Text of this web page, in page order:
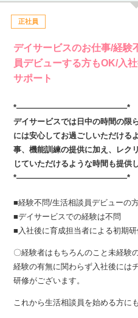
正社員
デイサービスのお仕事/経験
員デビューする方もOK/入
サポート
*――――――――――――――*
デイサービスでは日中の時間の限
には安心してお過ごしいただける
事、機能訓練の提供に加え、レク
じていただけるような時間も提供
*――――――――――――――*
■経験不問/生活相談員デビューの
■デイサービスでの経験は不問
■入社後に育成担当者による初期研
〇経験者はもちろんのこと未経験
経験の有無に関わらず入社後には
研修がございます。
これから生活相談員を始める方に